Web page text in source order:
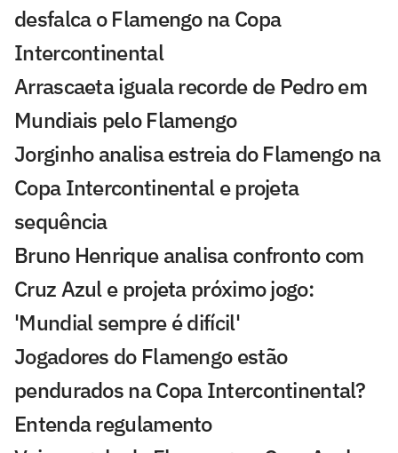
desfalca o Flamengo na Copa
Intercontinental
Arrascaeta iguala recorde de Pedro em
Mundiais pelo Flamengo
Jorginho analisa estreia do Flamengo na
Copa Intercontinental e projeta
sequência
Bruno Henrique analisa confronto com
Cruz Azul e projeta próximo jogo:
'Mundial sempre é difícil'
Jogadores do Flamengo estão
pendurados na Copa Intercontinental?
Entenda regulamento